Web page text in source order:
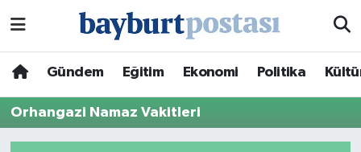
Gündem Eğitim Ekonomi Politika
Orhangazi Namaz Vakitleri
Hava Durumu
Namaz Vakitleri